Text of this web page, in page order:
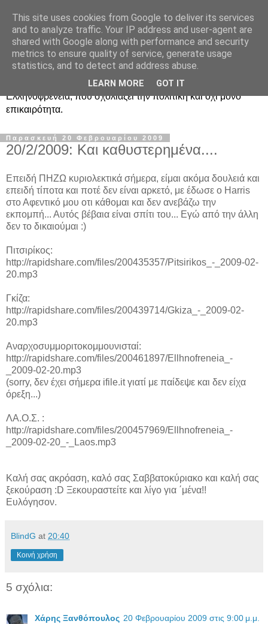
Ραδιοφωνική
Ελληνοφρένεια Unofficial
Η γνωστή ραδιοφωνική εκπομπή κατά κόσμον
Ελληνοφρένεια, που σχολιάζει την πολιτική και όχι μόνο
επικαιρότητα.
Παρασκευή 20 Φεβρουαρίου 2009
20/2/2009: Και καθυστερημένα....
Επειδή ΠΗΖΩ κυριολεκτικά σήμερα, είμαι ακόμα δουλειά και
επειδή τίποτα και ποτέ δεν είναι αρκετό, με έδωσε ο Harris
στο Αφεντικό μου οτι κάθομαι και δεν ανεβάζω την
εκπομπή... Αυτός βέβαια είναι σπίτι του... Εγώ από την άλλη
δεν το δικαιούμαι :)
Πιτσιρίκος:
http://rapidshare.com/files/200435357/Pitsirikos_-_2009-02-
20.mp3
Γκίζα:
http://rapidshare.com/files/200439714/Gkiza_-_2009-02-
20.mp3
Αναρχοσυμμοριτοκομμουνισταί:
http://rapidshare.com/files/200461897/Ellhnofreneia_-
_2009-02-20.mp3
(sorry, δεν έχει σήμερα ifile.it γιατί με παίδεψε και δεν είχα
όρεξη...)
ΛΑ.Ο.Σ. :
http://rapidshare.com/files/200457969/Ellhnofreneia_-
_2009-02-20_-_Laos.mp3
Καλή σας ακρόαση, καλό σας Σαββατοκύριακο και καλή σας
ξεκούραση :D Ξεκουραστείτε και λίγο για ΄μένα!!
Ευλόγησον.
BlindG at 20:40
Κοινή χρήση
5 σχόλια:
Χάρης Ξανθόπουλος 20 Φεβρουαρίου 2009 στις 9:00 μ.μ.
This site uses cookies from Google to deliver its services
and to analyze traffic. Your IP address and user-agent are
shared with Google along with performance and security
metrics to ensure quality of service, generate usage
statistics, and to detect and address abuse.
LEARN MORE GOT IT